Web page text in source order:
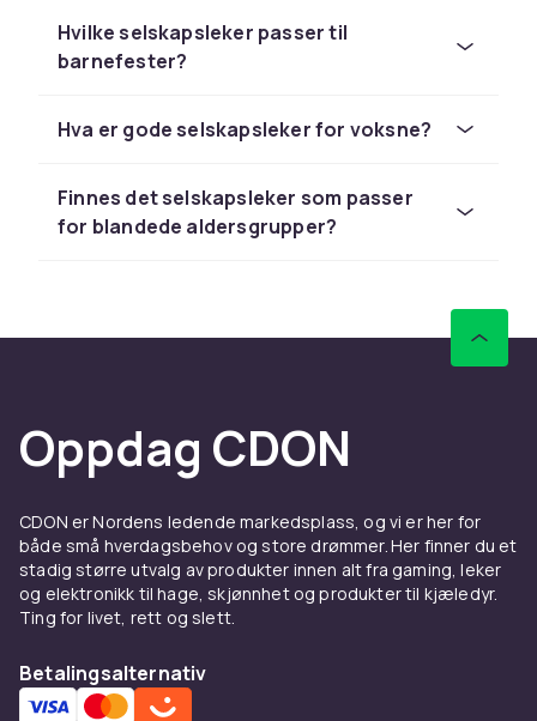
Aktive stafettleker og
utendørsaktiviteter
Aktive selskapsleker som sekke-løp,
grisehalekonkurranse, eggspann og
hageselskaper om sommeren. Disse spillene
passer spesielt godt til barnefester og
kunnskapsspill, musikk-quiz og temabaserte
quiz finnes i mange varianter. Noen spill
av poeng.
Brettspill og kortspill
tilpasset fest
Mange klassiske brettspill og kortspill finnes i
festversjoner tilpasset større grupper. Spill
Hvilke selskapsleker passer til
barnefester?
Hva er gode selskapsleker for voksne?
Finnes det selskapsleker som passer
for blandede aldersgrupper?
Oppdag CDON
CDON er Nordens ledende markedsplass, og vi er her for
både små hverdagsbehov og store drømmer. Her finner du et
stadig større utvalg av produkter innen alt fra gaming, leker
og elektronikk til hage, skjønnhet og produkter til kjæledyr.
Ting for livet, rett og slett.
Betalingsalternativ